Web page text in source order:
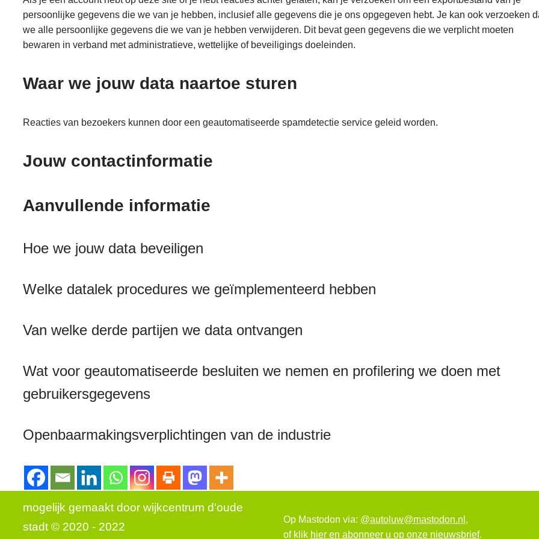
persoonlijke gegevens die we van je hebben, inclusief alle gegevens die je ons opgegeven hebt. Je kan ook verzoeken
we alle persoonlijke gegevens die we van je hebben verwijderen. Dit bevat geen gegevens die we verplicht moeten
bewaren in verband met administratieve, wettelijke of beveiligings doeleinden.
Waar we jouw data naartoe sturen
Reacties van bezoekers kunnen door een geautomatiseerde spamdetectie service geleid worden.
Jouw contactinformatie
Aanvullende informatie
Hoe we jouw data beveiligen
Welke datalek procedures we geïmplementeerd hebben
Van welke derde partijen we data ontvangen
Wat voor geautomatiseerde besluiten we nemen en profilering we doen met
gebruikersgegevens
Openbaarmakingsverplichtingen van de industrie
mogelijk gemaakt door wijkcentrum d'oude
stadt © 2020 - 2022
Op Mastodon via: @autoluw@mastodon.nl ,
of klik hier en abonneer u op onze nieuwsbrief.